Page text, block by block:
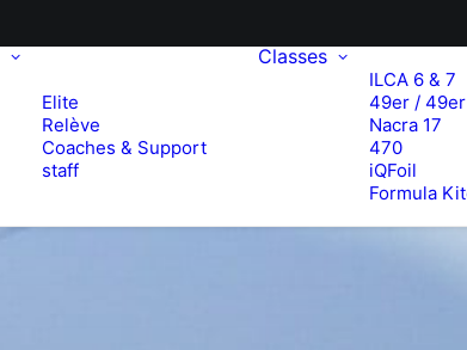
Elite
Relève
Coaches & Support
staff
Classes
ILCA 6 & 7
49er / 49er
Nacra 17
470
iQFoil
Formula